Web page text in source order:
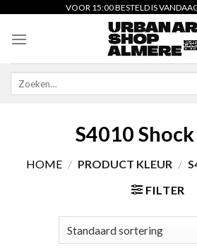
content
VOOR 15:00 BESTELD IS
S4010
HOME / PRODUCT KLEUR /
FILTER